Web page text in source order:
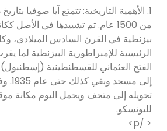
1. الأهمية التاريخية: تتمتع آيا صوفيا
من 1500 عام. تم تشييدها في الأصل
بيزنطية في القرن السادس الميلادي،
الرئيسية للإمبراطورية البيزنطية لما
تحويله إلى متحف ويحمل اليوم مكانة
لليونسكو.
< /p>